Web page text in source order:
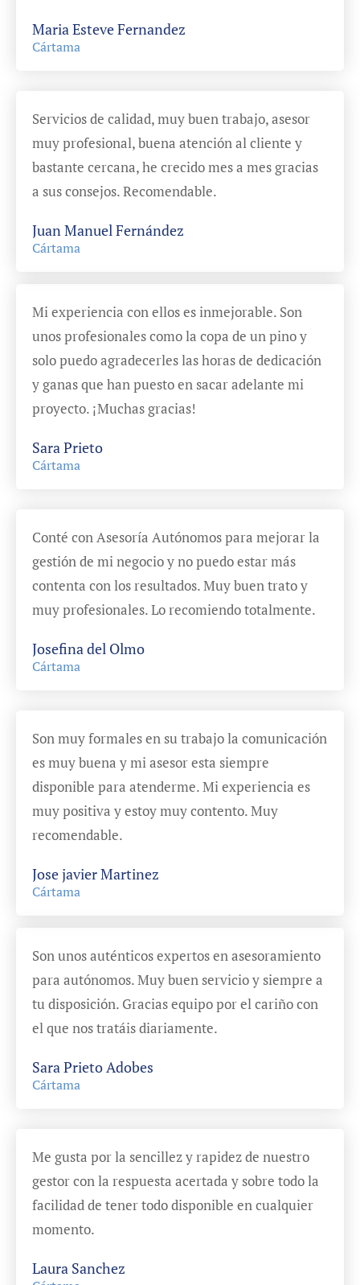
Maria Esteve Fernandez
Cártama
Servicios de calidad, muy buen trabajo, asesor
muy profesional, buena atención al cliente y
bastante cercana, he crecido mes a mes gracias
a sus consejos. Recomendable.
Juan Manuel Fernández
Cártama
Mi experiencia con ellos es inmejorable. Son
unos profesionales como la copa de un pino y
solo puedo agradecerles las horas de dedicación
y ganas que han puesto en sacar adelante mi
proyecto. ¡Muchas gracias!
Sara Prieto
Cártama
Conté con Asesoría Autónomos para mejorar la
gestión de mi negocio y no puedo estar más
contenta con los resultados. Muy buen trato y
muy profesionales. Lo recomiendo totalmente.
Josefina del Olmo
Cártama
Son muy formales en su trabajo la comunicación
es muy buena y mi asesor esta siempre
disponible para atenderme. Mi experiencia es
muy positiva y estoy muy contento. Muy
recomendable.
Jose javier Martinez
Cártama
Son unos auténticos expertos en asesoramiento
para autónomos. Muy buen servicio y siempre a
tu disposición. Gracias equipo por el cariño con
el que nos tratáis diariamente.
Sara Prieto Adobes
Cártama
Me gusta por la sencillez y rapidez de nuestro
gestor con la respuesta acertada y sobre todo la
facilidad de tener todo disponible en cualquier
momento.
Laura Sanchez